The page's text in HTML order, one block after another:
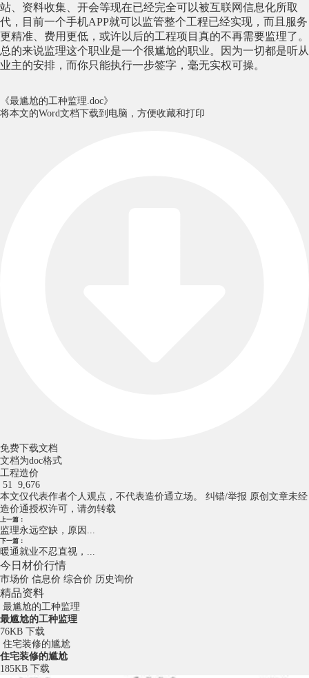
站、资料收集、开会等现在已经完全可以被互联网信息化所取
代，目前一个手机APP就可以监管整个工程已经实现，而且服务
更精准、费用更低，或许以后的工程项目真的不再需要监理了。
总的来说监理这个职业是一个很尴尬的职业。因为一切都是听从
业主的安排，而你只能执行一步签字，毫无实权可操。
《最尴尬的工种监理.doc》
将本文的Word文档下载到电脑，方便收藏和打印
免费下载文档
文档为doc格式
工程造价
51
9,676
本文仅代表作者个人观点，不代表造价通立场。 纠错/举报 原创文章未经
造价通授权许可，请勿转载
上一篇：
监理永远空缺，原因...
下一篇：
暖通就业不忍直视，...
今日材价行情
市场价 信息价 综合价 历史询价
精品资料
最尴尬的工种监理
最尴尬的工种监理
76KB 下载
住宅装修的尴尬
住宅装修的尴尬
185KB 下载